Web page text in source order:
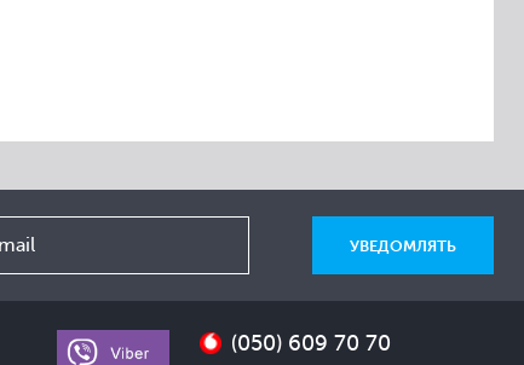
(050) 609 70 70